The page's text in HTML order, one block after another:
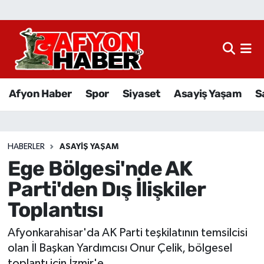
Afyon Haber Spor Siyaset Asayiş Yaşam
HABERLER ASAYIŞ YAŞAM
Ege Bölgesi'nde AK
Parti'den Dış İlişkiler
Toplantısı
Afyonkarahisar'da AK Parti teşkilatının temsilcisi
olan İl Başkan Yardımcısı Onur Çelik, bölgesel
Afyon Haber
Sağlık
Eğitim
Ekonomi